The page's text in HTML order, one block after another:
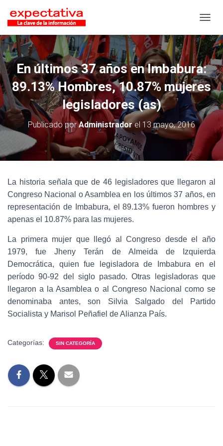
En últimos 37 años en Imbabura:
89.13% Hombres, 10.87% mujeres
legisladores (as)
Publicado porAdministradorel 13 mayo, 2016
La historia señala que de 46 legisladores que llegaron al
Congreso Nacional o Asamblea en los últimos 37 años, en
representación de Imbabura, el 89.13% fueron hombres y
apenas el 10.87% para las mujeres.
La primera mujer que llegó al Congreso desde el año
1979, fue Jheny Terán de Almeida de Izquierda
Democrática, quien fue legisladora de Imbabura en el
período 90-92 del siglo pasado. Otras legisladoras que
llegaron a la Asamblea o al Congreso Nacional como se
denominaba antes, son Silvia Salgado del Partido
Socialista y Marisol Peñafiel de Alianza País.
Categorías: SIN CATEGORÍA